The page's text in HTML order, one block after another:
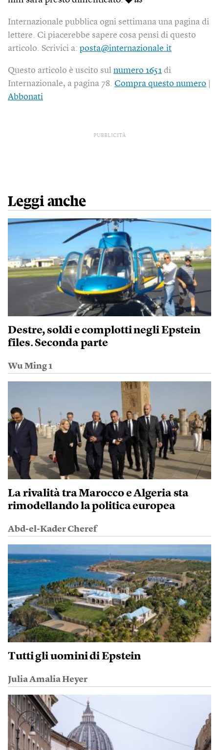
Internazionale pubblica ogni settimana una pagina di
lettere. Ci piacerebbe sapere cosa pensi di questo
articolo. Scrivici a: posta@internazionale.it
Questo articolo è uscito sul numero 1651 di
Internazionale, a pagina 78. Compra questo numero
Abbonati
PUBBLICITÀ
Leggi anche
Destre, soldi e complotti negli Epstein
files. Seconda parte
Wu Ming 1
La rivalità tra Marocco e Algeria sta
rimodellando la politica europea
Abd-el-Kader Cheref
Tutti gli uomini di Epstein
Julia Amalia Heyer